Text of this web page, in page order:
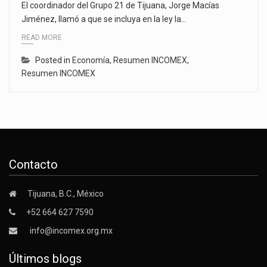
El coordinador del Grupo 21 de Tijuana, Jorge Macías
Jiménez, llamó a que se incluya en la ley la…
READ MORE
Posted in Economía, Resumen INCOMEX,
Resumen INCOMEX
Contacto
Tijuana, B.C., México
+52 664 627 7590
info@incomex.org.mx
Últimos blogs